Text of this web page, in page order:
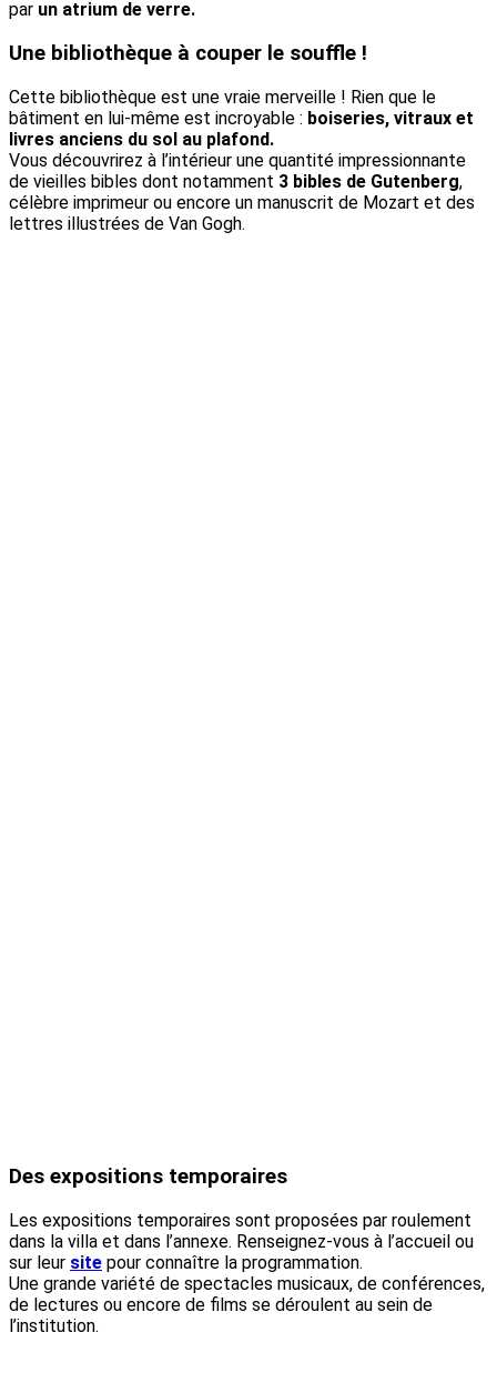
par un atrium de verre.
Une bibliothèque à couper le souffle !
Cette bibliothèque est une vraie merveille ! Rien que le
bâtiment en lui-même est incroyable : boiseries, vitraux et
livres anciens du sol au plafond.
Vous découvrirez à l’intérieur une quantité impressionnante
de vieilles bibles dont notamment 3 bibles de Gutenberg,
célèbre imprimeur ou encore un manuscrit de Mozart et des
lettres illustrées de Van Gogh.
Des expositions temporaires
Les expositions temporaires sont proposées par roulement
dans la villa et dans l’annexe. Renseignez-vous à l’accueil ou
sur leur site pour connaître la programmation.
Une grande variété de spectacles musicaux, de conférences,
de lectures ou encore de films se déroulent au sein de
l’institution.